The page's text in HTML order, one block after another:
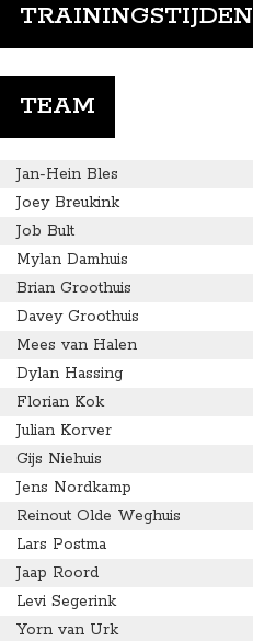
TRAININGSTIJDEN
TEAM
Jan-Hein Bles
Joey Breukink
Job Bult
Mylan Damhuis
Brian Groothuis
Davey Groothuis
Mees van Halen
Dylan Hassing
Florian Kok
Julian Korver
Gijs Niehuis
Jens Nordkamp
Reinout Olde Weghuis
Lars Postma
Jaap Roord
Levi Segerink
Yorn van Urk